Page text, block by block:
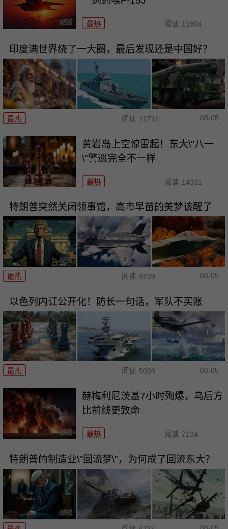
最热 阅读 11904
印度满世界绕了一大圈，最后发现还是中国好？
最热 阅读 11714 08-05
黄岩岛上空惊雷起！东大\"八一
\"警巡完全不一样
最热 阅读 14331
特朗普突然关闭领事馆，高市早苗的美梦该醒了
最热 阅读 9739 08-05
以色列内讧公开化！防长一句话，军队不买账
最热 阅读 5093 08-05
赫梅利尼茨基7小时殉爆，乌后方
比前线更致命
最热 阅读 7134
特朗普的制造业\"回流梦\"，为何成了回流东大？